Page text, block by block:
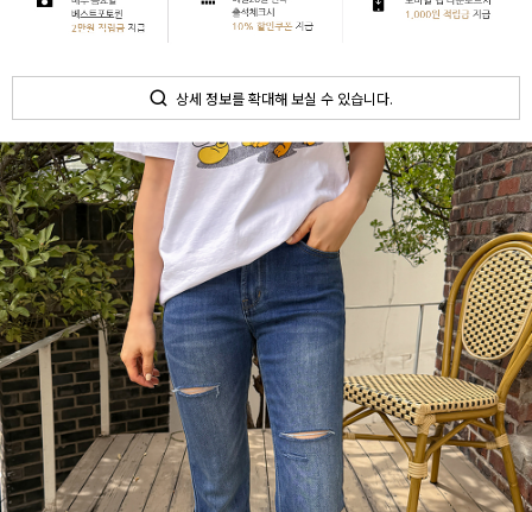
상세 정보를 확대해 보실 수 있습니다.